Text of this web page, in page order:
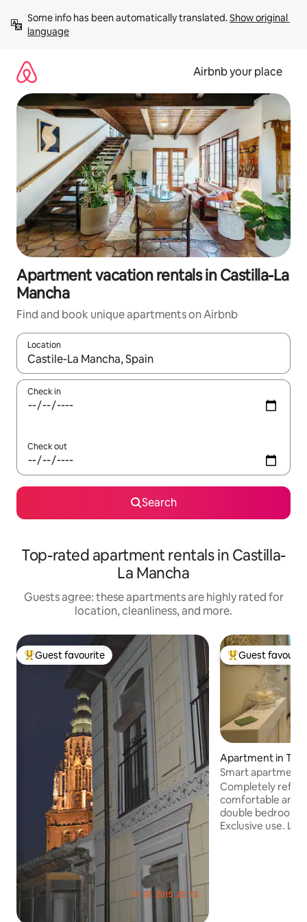
content
Some info has been automatically translated. Show original
language
Airbnb your place
Apartment vacation rentals in Castilla-La
Mancha
Find and book unique apartments on Airbnb
Location
When results are available, navigate with up and down arrow
Check in
Check out
Search
Top-rated apartment rentals in Castilla-
La Mancha
Guests agree: these apartments are highly rated for
location, cleanliness, and more.
Top guest favourite
Guest favourite Top guest
Guest
Apartment in
Smart apartment
Completely
comfortable and
double bedroom;
Exclusive use.